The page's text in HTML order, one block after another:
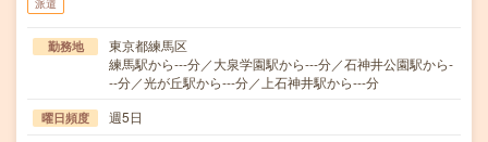
派遣
勤務地
東京都練馬区
練馬駅から---分／大泉学園駅から---分／石神井公園駅から-
--分／光が丘駅から---分／上石神井駅から---分
曜日頻度 週5日